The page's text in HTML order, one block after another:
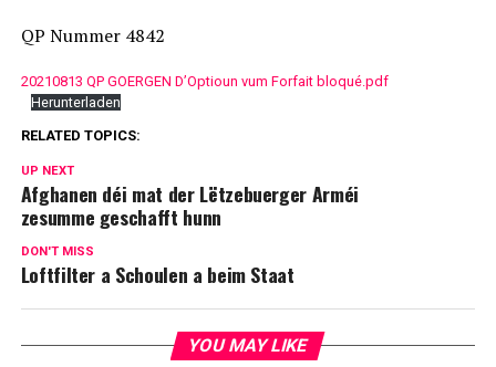
QP Nummer 4842
20210813 QP GOERGEN D’Optioun vum Forfait bloqué.pdf
Herunterladen
RELATED TOPICS:
UP NEXT
Afghanen déi mat der Lëtzebuerger Arméi
zesumme geschafft hunn
DON'T MISS
Loftfilter a Schoulen a beim Staat
YOU MAY LIKE